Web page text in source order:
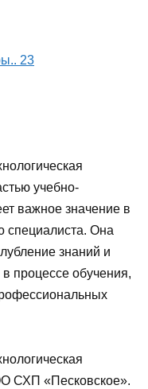
23
учебно-
важное значение в
специалиста. Она
знаний и
процессе обучения,
СХП «Песковское».